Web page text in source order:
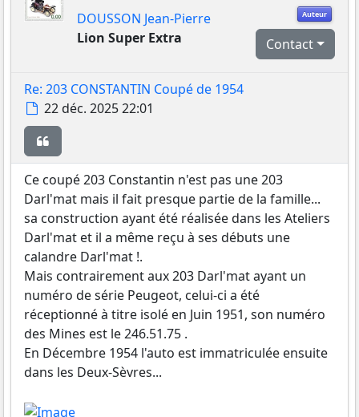
Auteur
DOUSSON Jean-Pierre
Lion Super Extra
Contact
Re: 203 CONSTANTIN Coupé de 1954
Message
22 déc. 2025 22:01
Ce coupé 203 Constantin n'est pas une 203
Darl'mat mais il fait presque partie de la famille...
sa construction ayant été réalisée dans les Ateliers
Darl'mat et il a même reçu à ses débuts une
calandre Darl'mat !.
Mais contrairement aux 203 Darl'mat ayant un
numéro de série Peugeot, celui-ci a été
réceptionné à titre isolé en Juin 1951, son numéro
des Mines est le 246.51.75 .
En Décembre 1954 l'auto est immatriculée ensuite
dans les Deux-Sèvres...